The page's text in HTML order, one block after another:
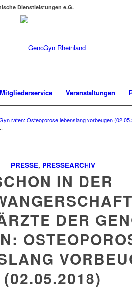
Dienstleistungen e.G.
Mitgliederservice Veranstaltungen
raten: Osteoporose lebenslang vorbeugen
PRESSE, PRESSEARCHIV
IN DER
DER
(02.05.2018)